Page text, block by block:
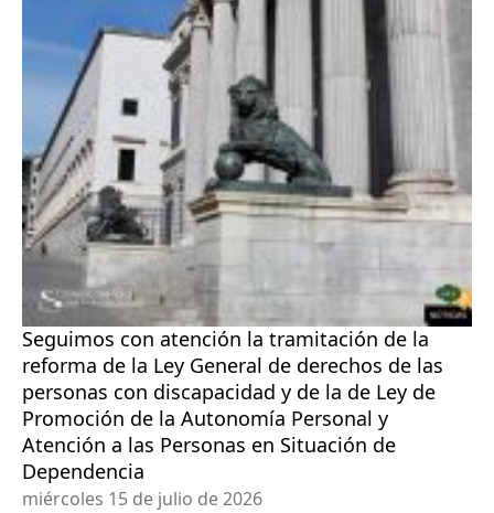
Seguimos con atención la tramitación de la
reforma de la Ley General de derechos de las
personas con discapacidad y de la de Ley de
Promoción de la Autonomía Personal y
Atención a las Personas en Situación de
Dependencia
miércoles 15 de julio de 2026